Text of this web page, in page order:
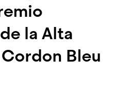
la Alta
Bleu